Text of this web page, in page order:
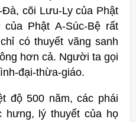
cõi Lưu-Ly của Phật
Phật A-Súc-Bệ rất
có thuyết vãng sanh
hơn cả. Người ta gọi
đại-thừa-giáo.
độ 500 năm, các phái
hưng, lý thuyết của họ